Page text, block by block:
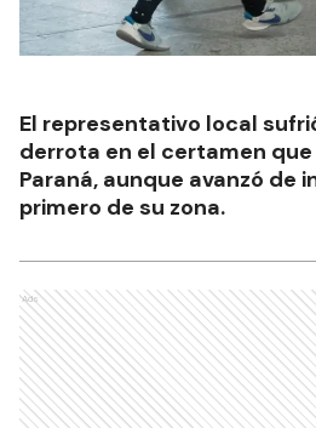
El representativo local
derrota en el certamen
Paraná, aunque avanzó de
primero de su zona.
Ads